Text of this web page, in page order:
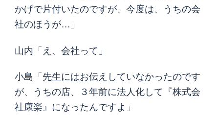
かげで片付いたのですが、今度は、うちの会
社のほうが…」
山内「え、会社って」
小島「先生にはお伝えしていなかったのです
が、うちの店、３年前に法人化して『株式会
社康楽』になったんですよ」